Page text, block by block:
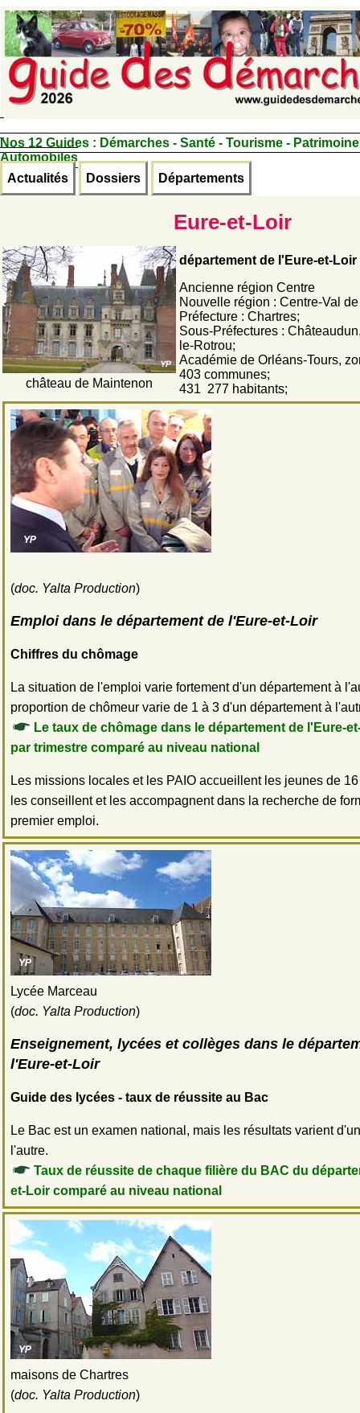
Nos 12 Guides : Démarches - Santé - Tourisme -
Automobiles
Actualités
Dossiers Départements
Eure-et-Loir
château de Maintenon
département de l'Eure-et-Loir
Ancienne région Centre
Nouvelle région : Centre-Val
Préfecture : Chartres;
Sous-Préfectures :
le-Rotrou;
Académie de Orléans-Tours,
403 communes;
431 277 habitants;
(doc. Yalta Production)
Emploi dans le département de l'Eure-et-Loir
Chiffres du chômage
La situation de l'emploi varie fortement d'un département à
proportion de chômeur varie de 1 à 3 d'un département à
Le taux de chômage dans le département de l'Eure-
par trimestre comparé au niveau national
Les missions locales et les PAIO accueillent les jeunes de
les conseillent et les accompagnent dans la recherche de
premier emploi.
Lycée Marceau
(doc. Yalta Production)
Enseignement, lycées et collèges dans le
l'Eure-et-Loir
Guide des lycées - taux de réussite au Bac
Le Bac est un examen national, mais les résultats varient
l'autre.
Taux de réussite de chaque filière du BAC du
et-Loir comparé au niveau national
maisons de Chartres
(doc. Yalta Production)